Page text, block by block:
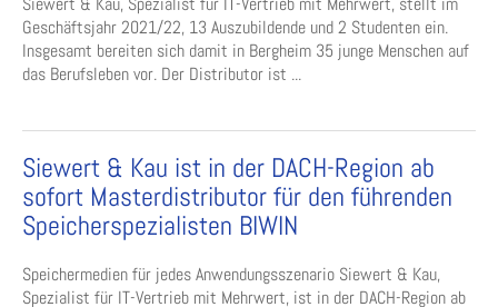
Geschäftsjahr 2021/22, 13 Auszubildende und 2 Studenten ein.
Insgesamt bereiten sich damit in Bergheim 35 junge Menschen auf
das Berufsleben vor. Der Distributor ist ...
Siewert & Kau ist in der DACH-Region ab
sofort Masterdistributor für den führenden
Speicherspezialisten BIWIN
Speichermedien für jedes Anwendungsszenario Siewert & Kau,
Spezialist für IT-Vertrieb mit Mehrwert, ist in der DACH-Region ab